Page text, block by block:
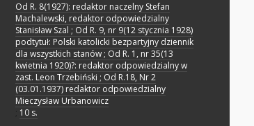
Od R. 8(1927): redaktor naczelny Stefan
Machalewski, redaktor odpowiedzialny
Stanisław Szal ; Od R. 9, nr 9(12 stycznia 1928)
podtytuł: Polski katolicki bezpartyjny dziennik
dla wszystkich stanów ; Od R. 1, nr 35(13
kwietnia 1920)?: redaktor odpowiedzialny w
zast. Leon Trzebiński ; Od R.18, Nr 2
(03.01.1937) redaktor odpowiedzialny
Mieczysław Urbanowicz
10 s.